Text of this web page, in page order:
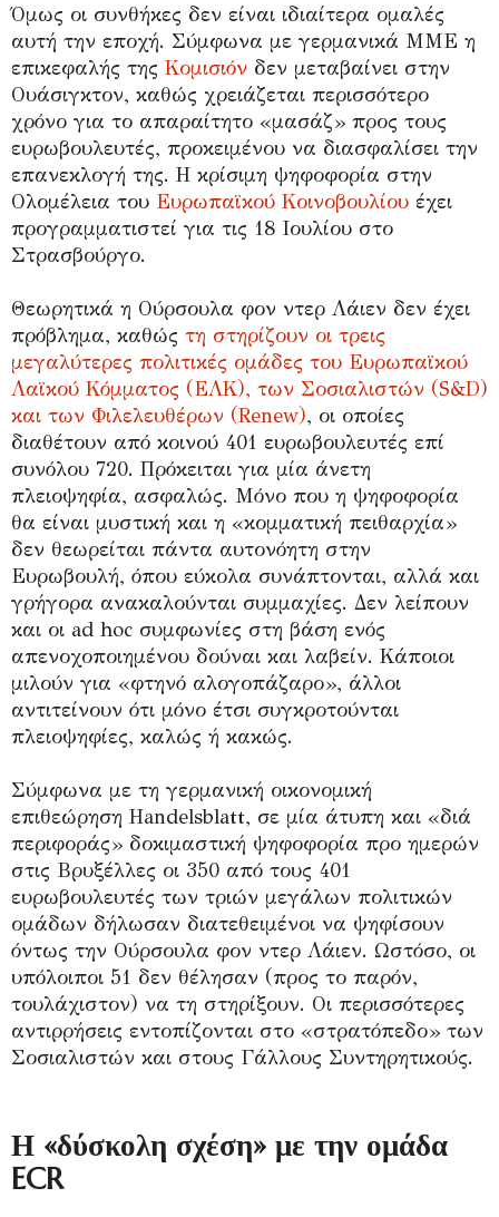
Όμως οι συνθήκες δεν είναι ιδιαίτερα ομαλές
αυτή την εποχή. Σύμφωνα με γερμανικά ΜΜΕ η
επικεφαλής της Κομισιόν δεν μεταβαίνει στην
Ουάσιγκτον, καθώς χρειάζεται περισσότερο
χρόνο για το απαραίτητο «μασάζ» προς τους
ευρωβουλευτές, προκειμένου να διασφαλίσει την
επανεκλογή της. Η κρίσιμη ψηφοφορία στην
Ολομέλεια του Ευρωπαϊκού Κοινοβουλίου έχει
προγραμματιστεί για τις 18 Ιουλίου στο
Στρασβούργο.
Θεωρητικά η Ούρσουλα φον ντερ Λάιεν δεν έχει
πρόβλημα, καθώς τη στηρίζουν οι τρεις
μεγαλύτερες πολιτικές ομάδες του Ευρωπαϊκού
Λαϊκού Κόμματος (ΕΛΚ), των Σοσιαλιστών (S&D)
και των Φιλελευθέρων (Renew), οι οποίες
διαθέτουν από κοινού 401 ευρωβουλευτές επί
συνόλου 720. Πρόκειται για μία άνετη
πλειοψηφία, ασφαλώς. Μόνο που η ψηφοφορία
θα είναι μυστική και η «κομματική πειθαρχία»
δεν θεωρείται πάντα αυτονόητη στην
Ευρωβουλή, όπου εύκολα συνάπτονται, αλλά και
γρήγορα ανακαλούνται συμμαχίες. Δεν λείπουν
και οι ad hoc συμφωνίες στη βάση ενός
απενοχοποιημένου δούναι και λαβείν. Κάποιοι
μιλούν για «φτηνό αλογοπάζαρο», άλλοι
αντιτείνουν ότι μόνο έτσι συγκροτούνται
πλειοψηφίες, καλώς ή κακώς.
Σύμφωνα με τη γερμανική οικονομική
επιθεώρηση Handelsblatt, σε μία άτυπη και «διά
περιφοράς» δοκιμαστική ψηφοφορία προ ημερών
στις Βρυξέλλες οι 350 από τους 401
ευρωβουλευτές των τριών μεγάλων πολιτικών
ομάδων δήλωσαν διατεθειμένοι να ψηφίσουν
όντως την Ούρσουλα φον ντερ Λάιεν. Ωστόσο, οι
υπόλοιποι 51 δεν θέλησαν (προς το παρόν,
τουλάχιστον) να τη στηρίξουν. Οι περισσότερες
αντιρρήσεις εντοπίζονται στο «στρατόπεδο» των
Σοσιαλιστών και στους Γάλλους Συντηρητικούς.
Η «δύσκολη σχέση» με την ομάδα
ECR